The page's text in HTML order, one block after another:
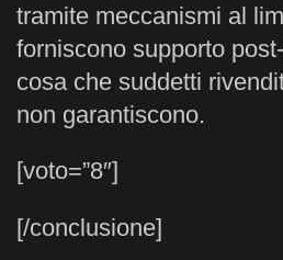
tramite meccanismi al
forniscono supporto
cosa che suddetti
non garantiscono.
[voto=”8″]
[/conclusione]